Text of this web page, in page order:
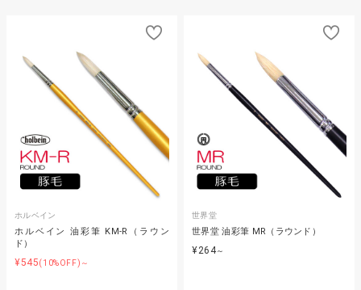
ホルベイン
ホルベイン 油彩筆 KM-R（ラウン
ド）
¥545(10%OFF)～
世界堂
世界堂 油彩筆 MR（ラウンド）
¥264～